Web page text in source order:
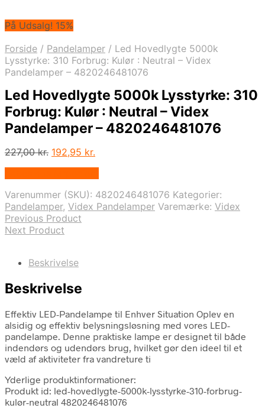
På Udsalg! 15%
Forside / Pandelamper / Led Hovedlygte 5000k
Lysstyrke: 310 Forbrug: Kulør : Neutral – Videx
Pandelamper – 4820246481076
Led Hovedlygte 5000k Lysstyrke: 310
Forbrug: Kulør : Neutral – Videx
Pandelamper – 4820246481076
227,00kr. Den
227,00 kr..
192,95 kr.
192,95 kr..
Varenummer (SKU): 4820246481076 Kategorier:
Pandelamper, Videx Pandelamper Varemærke: Videx
Previous Product
Next Product
Beskrivelse
Beskrivelse
Effektiv LED-Pandelampe til Enhver Situation Oplev en
alsidig og effektiv belysningsløsning med vores LED-
pandelampe. Denne praktiske lampe er designet til både
indendørs og udendørs brug, hvilket gør den ideel til et
væld af aktiviteter fra vandreture ti
Yderlige produktinformationer:
Produkt id: led-hovedlygte-5000k-lysstyrke-310-forbrug-
kulør-neutral 4820246481076